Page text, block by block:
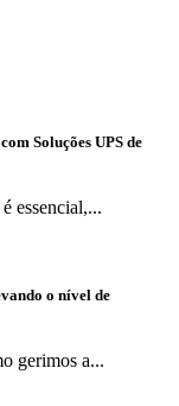
Soluções UPS de
essencial,...
o nível de
gerimos a...